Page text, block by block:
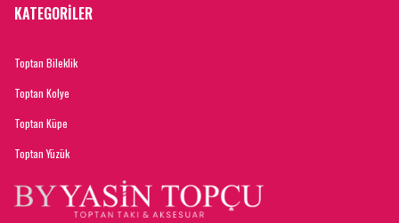
KATEGORİLER
Toptan Bileklik
Toptan Kolye
Toptan Küpe
Toptan Yüzük